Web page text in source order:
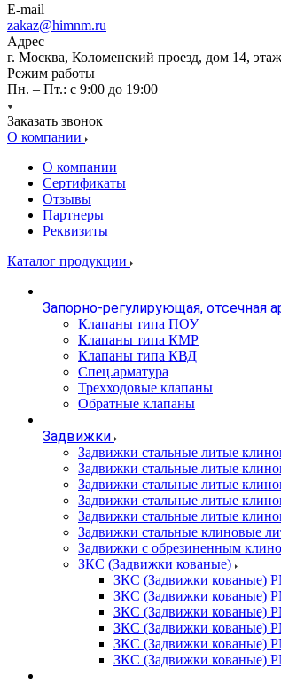
E-mail
zakaz@himnm.ru
Адрес
г. Москва, Коломенский проезд, дом 14,
Режим работы
Пн. – Пт.: с 9:00 до 19:00
Заказать звонок
О компании
О компании
Сертификаты
Отзывы
Партнеры
Реквизиты
Каталог продукции
Запорно-регулирующая, отсечная
Клапаны типа ПОУ
Клапаны типа КМР
Клапаны типа КВД
Спец.арматура
Трехходовые клапаны
Обратные клапаны
Задвижки
Задвижки стальные литые
Задвижки стальные литые
Задвижки стальные литые
Задвижки стальные литые
Задвижки стальные литые
Задвижки стальные клиновые
Задвижки с обрезиненным
ЗКС (Задвижки кованые)
ЗКС (Задвижки кованые)
ЗКС (Задвижки кованые)
ЗКС (Задвижки кованые)
ЗКС (Задвижки кованые)
ЗКС (Задвижки кованые)
ЗКС (Задвижки кованые)